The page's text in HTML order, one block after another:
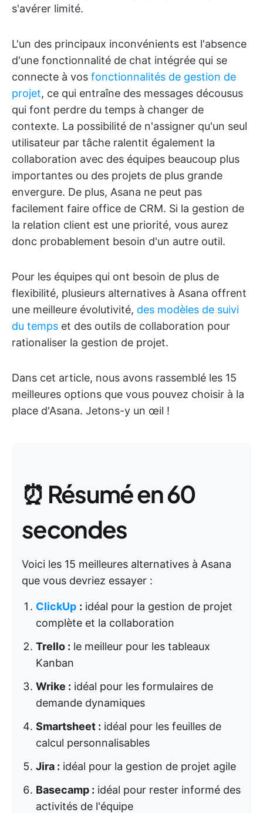
s'avérer limité.
L'un des principaux inconvénients est l'absence
d'une fonctionnalité de chat intégrée qui se
connecte à vos fonctionnalités de gestion de
projet, ce qui entraîne des messages décousus
qui font perdre du temps à changer de
contexte. La possibilité de n'assigner qu'un seul
utilisateur par tâche ralentit également la
collaboration avec des équipes beaucoup plus
importantes ou des projets de plus grande
envergure. De plus, Asana ne peut pas
facilement faire office de CRM. Si la gestion de
la relation client est une priorité, vous aurez
donc probablement besoin d'un autre outil.
Pour les équipes qui ont besoin de plus de
flexibilité, plusieurs alternatives à Asana offrent
une meilleure évolutivité, des modèles de suivi
du temps et des outils de collaboration pour
rationaliser la gestion de projet.
Dans cet article, nous avons rassemblé les 15
meilleures options que vous pouvez choisir à la
place d'Asana. Jetons-y un œil !
⏰ Résumé en 60
secondes
Voici les 15 meilleures alternatives à Asana
que vous devriez essayer :
ClickUp : idéal pour la gestion de projet
complète et la collaboration
Trello : le meilleur pour les tableaux
Kanban
Wrike : idéal pour les formulaires de
demande dynamiques
Smartsheet : idéal pour les feuilles de
calcul personnalisables
Jira : idéal pour la gestion de projet agile
Basecamp : idéal pour rester informé des
activités de l'équipe